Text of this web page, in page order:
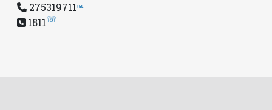
275319711℡
1811☏